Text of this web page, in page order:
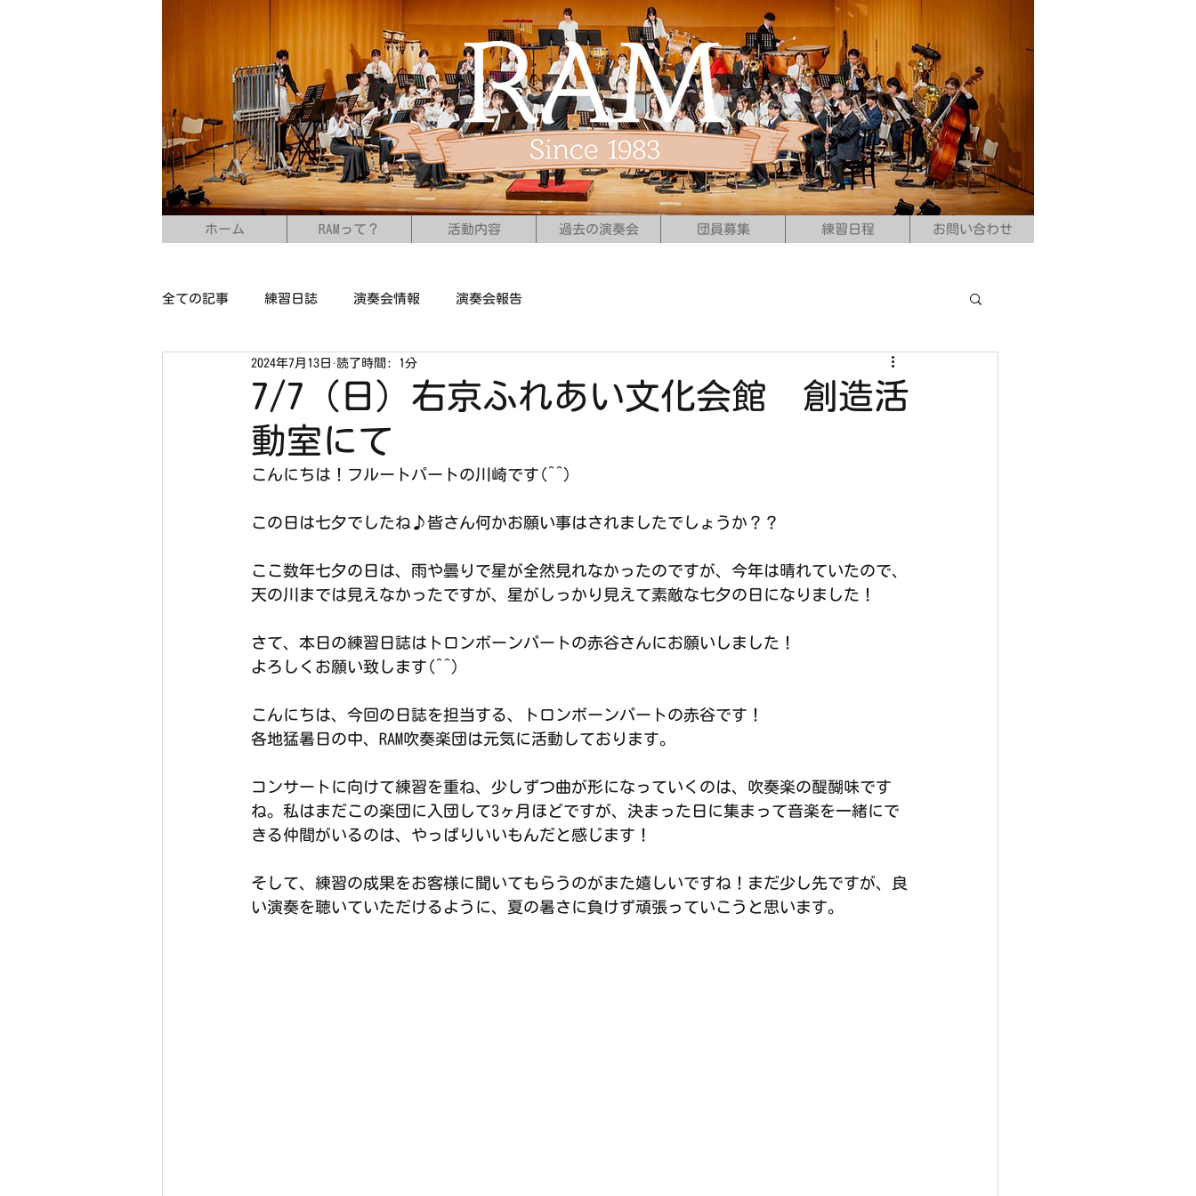
ホーム RAMって？ 活動内容 過去の演奏会 団員募集 練習日程 お問い合わせ
全ての記事 練習日誌 演奏会情報 演奏会報告
7/7（日）右京ふれあい文化会館 創造活
動室にて
2024年7月13日 読了時間: 1分
こんにちは！フルートパートの川崎です(^^)
この日は七夕でしたね♪皆さん何かお願い事はされましたでしょうか？？
ここ数年七夕の日は、雨や曇りで星が全然見れなかったのですが、今年は晴れていたので、
天の川までは見えなかったですが、星がしっかり見えて素敵な七夕の日になりました！
さて、本日の練習日誌はトロンボーンパートの赤谷さんにお願いしました！
よろしくお願い致します(^^)
こんにちは、今回の日誌を担当する、トロンボーンパートの赤谷です！
各地猛暑日の中、RAM吹奏楽団は元気に活動しております。
コンサートに向けて練習を重ね、少しずつ曲が形になっていくのは、吹奏楽の醍醐味です
ね。私はまだこの楽団に入団して3ヶ月ほどですが、決まった日に集まって音楽を一緒にで
きる仲間がいるのは、やっぱりいいもんだと感じます！
そして、練習の成果をお客様に聞いてもらうのがまた嬉しいですね！まだ少し先ですが、良
い演奏を聴いていただけるように、夏の暑さに負けず頑張っていこうと思います。